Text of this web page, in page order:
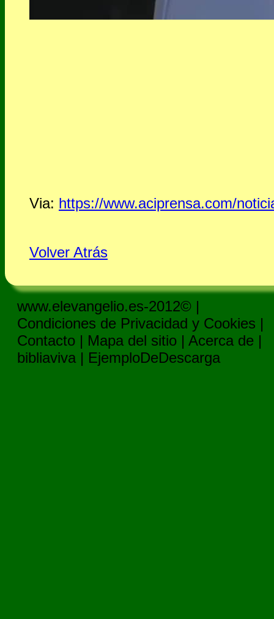
Via: https://www.aciprensa.com/
Volver Atrás
www.elevangelio.es-2012© |
Condiciones de Privacidad y Cookies |
Contacto | Mapa del sitio | Acerca de |
bibliaviva | EjemploDeDescarga